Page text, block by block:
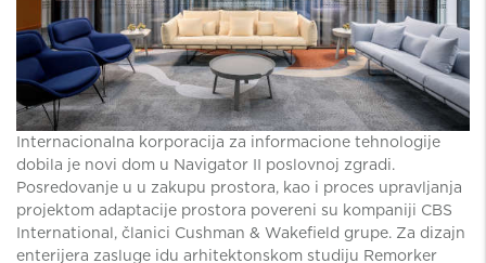
Internacionalna korporacija za informacione tehnologije
dobila je novi dom u Navigator II poslovnoj zgradi.
Posredovanje u u zakupu prostora, kao i proces upravljanja
projektom adaptacije prostora povereni su kompaniji CBS
International, članici Cushman & Wakefield grupe. Za dizajn
enterijera zasluge idu arhitektonskom studiju Remorker